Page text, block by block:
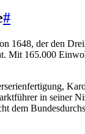
#
1648, der den
165.000
in seiner
dem